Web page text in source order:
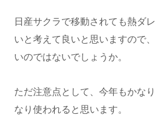
日産サクラで移動されても熱ダ
いと考えて良いと思いますので
いのではないでしょうか。
ただ注意点として、今年もかな
なり使われると思います。